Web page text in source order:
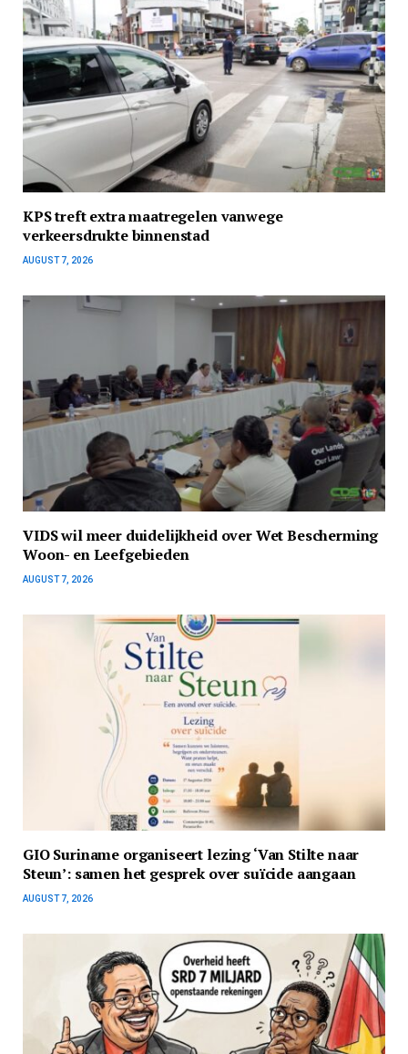
KPS treft extra maatregelen vanwege
verkeersdrukte binnenstad
AUGUST 7, 2026
VIDS wil meer duidelijkheid over Wet Bescherming
Woon- en Leefgebieden
AUGUST 7, 2026
GIO Suriname organiseert lezing ‘Van Stilte naar
Steun’: samen het gesprek over suïcide aangaan
AUGUST 7, 2026